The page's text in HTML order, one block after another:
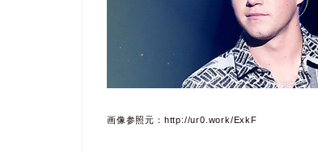
画像参照元：http://ur0.work/ExkF